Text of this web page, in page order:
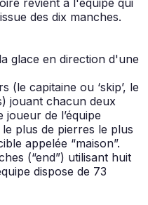
des dix manches.
glace en direction d'une
(le capitaine ou ‘skip’, le
jouant chacun deux
de l’équipe
plus de pierres le plus
appelée “maison”.
(“end”) utilisant huit
dispose de 73